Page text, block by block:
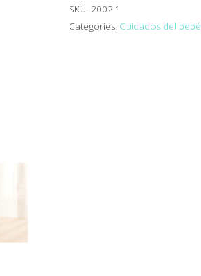
SKU: 2002.1
Categories: Cuidados del bebé